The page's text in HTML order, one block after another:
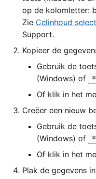
op de kolomletter:
Zie Celinhoud
Support.
Kopieer de
Gebruik de
(Windows) of
Of klik in het
Creëer een nieuw
Gebruik de
(Windows) of
Of klik in het
Plak de gegevens